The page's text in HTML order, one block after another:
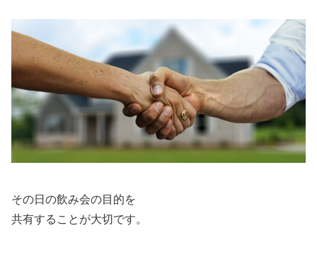
その日の飲み会の目的を
共有することが大切です。